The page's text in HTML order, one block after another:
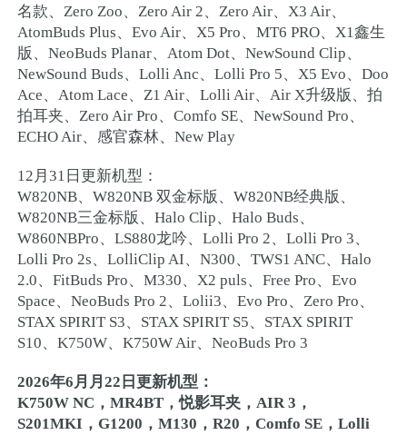
名款、Zero Zoo、Zero Air 2、Zero Air、X3 Air、
AtomBuds Plus、Evo Air、X5 Pro、MT6 PRO、X1鑫生
版、NeoBuds Planar、Atom Dot、NewSound Clip、
NewSound Buds、Lolli Anc、Lolli Pro 5、X5 Evo、Doo
Ace、Atom Lace、Z1 Air、Lolli Air、Air X升级版、拍
拍耳夹、Zero Air Pro、Comfo SE、NewSound Pro、
ECHO Air、感官森林、New Play
12月31日更新机型：
W820NB、W820NB 双金标版、W820NB经典版、
W820NB三金标版、Halo Clip、Halo Buds、
W860NBPro、LS880龙吟、Lolli Pro 2、Lolli Pro 3、
Lolli Pro 2s、LolliClip AI、N300、TWS1 ANC、Halo
2.0、FitBuds Pro、M330、X2 puls、Free Pro、Evo
Space、NeoBuds Pro 2、Lolii3、Evo Pro、Zero Pro、
STAX SPIRIT S3、STAX SPIRIT S5、STAX SPIRIT
S10、K750W、K750W Air、NeoBuds Pro 3
2026年6月月22日更新机型：
K750W NC，MR4BT，悦影耳夹，AIR 3，
S201MKI，G1200，M130，R20，Comfo SE，Lolli